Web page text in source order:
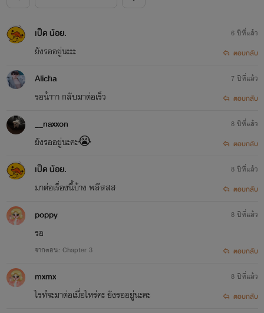
เป็ด น้อย.
ยังรออยู่นะะะ
6 ปีที่แล้ว
ตอบกลับ
Alicha
รอน้าาา กลับมาต่อเร็ว
7 ปีที่แล้ว
ตอบกลับ
__naxxon
ยังรออยู่นะคะ😭
8 ปีที่แล้ว
ตอบกลับ
เป็ด น้อย.
มาต่อเรื่องนี้บ้าง พลีสสส
8 ปีที่แล้ว
ตอบกลับ
poppy
รอ
จากตอน: Chapter 3
8 ปีที่แล้ว
ตอบกลับ
mxmx
ไรท์จะมาต่อเมื่อไหร่คะ ยังรออยู่นะคะ
8 ปีที่แล้ว
ตอบกลับ